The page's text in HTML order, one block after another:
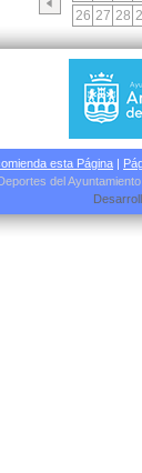
26 27 28
esta Página |
del